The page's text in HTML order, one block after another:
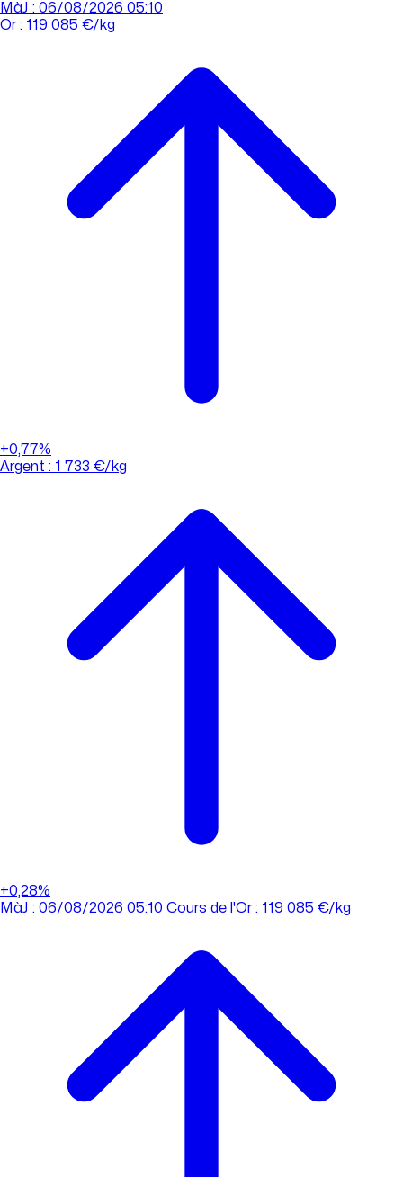
MàJ : 06/08/2026 05:10
Or : 119 085 €/kg
+0,77%
Argent : 1 733 €/kg
+0,28%
MàJ : 06/08/2026 05:10 Cours de l'Or : 119 085 €/kg
(appel non surtaxé)
Consulter l'évolution des cours
MàJ : 06/08/2026 05:10 Cours de l'Or : 119 085 €/kg